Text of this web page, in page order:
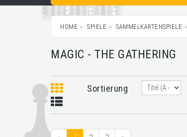
HOME SPIELE SAMMELKARTENSPIELE
MAGIC - THE GATHERING
Sortierung